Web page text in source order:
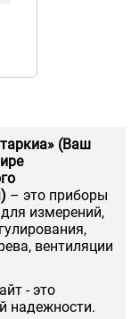
(Ваш
– это приборы
измерений,
вентиляции
- это
надежности.